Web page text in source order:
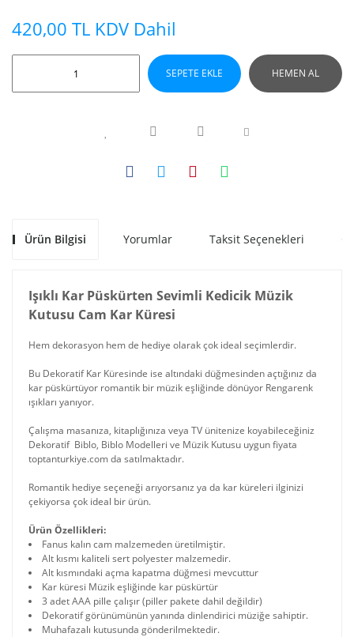
420,00 TL KDV Dahil
SEPETE EKLE HEMEN AL
Ürün Bilgisi Yorumlar Taksit Seçenekleri
Işıklı Kar Püskürten Sevimli Kedicik Müzik
Kutusu Cam Kar Küresi
Hem dekorasyon hem de hediye olarak çok ideal seçimlerdir.
Bu Dekoratif Kar Küresinde ise altındaki düğmesinden açtığınız da
kar püskürtüyor romantik bir müzik eşliğinde dönüyor Rengarenk
ışıkları yanıyor.
Çalışma masanıza, kitaplığınıza veya TV ünitenize koyabileceğiniz
Dekoratif Biblo, Biblo Modelleri ve Müzik Kutusu uygun fiyata
toptanturkiye.com da satılmaktadır.
Romantik hediye seçeneği arıyorsanız ya da kar küreleri ilginizi
çekiyorsa çok ideal bir ürün.
Ürün Özellikleri:
Fanus kalın cam malzemeden üretilmiştir.
Alt kısmı kaliteli sert polyester malzemedir.
Alt kısmındaki açma kapatma düğmesi mevcuttur
Kar küresi Müzik eşliğinde kar püskürtür
3 adet AAA pille çalışır (piller pakete dahil değildir)
Dekoratif görünümünün yanında dinlendirici müziğe sahiptir.
Muhafazalı kutusunda gönderilmektedir.